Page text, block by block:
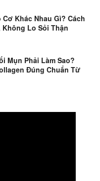
Khác Nhau Gì? Cách
Lo Sỏi Thận
Mụn Phải Làm Sao?
Đúng Chuẩn Từ